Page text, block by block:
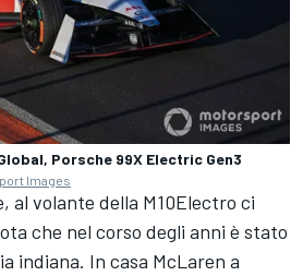
Porsche 99X Electric Gen3
Images
al volante della M10Electro ci
che nel corso degli anni è stato
indiana. In casa McLaren a